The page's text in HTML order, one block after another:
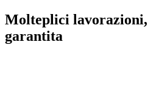
Molteplici lavorazioni,
garantita